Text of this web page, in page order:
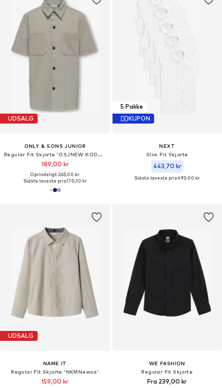
UDSALG
ONLY & SONS JUNIOR
Regular Fit Skjorte 'OSJNEW KODYL'
189,00 kr
Oprindeligt: 265,00 kr
Sidste laveste pris:170,10 kr
5 Pakke
KUPON
NEXT
Slim Fit Skjorte
443,70 kr
Sidste laveste pris:493,00 kr
UDSALG
NAME IT
Regular Fit Skjorte 'NKMNewsa'
159,00 kr
WE FASHION
Regular Fit Skjorte
Fra 239,00 kr